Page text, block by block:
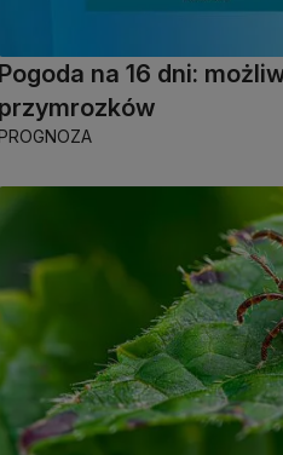
Pogoda na 16 dni:
przymrozków